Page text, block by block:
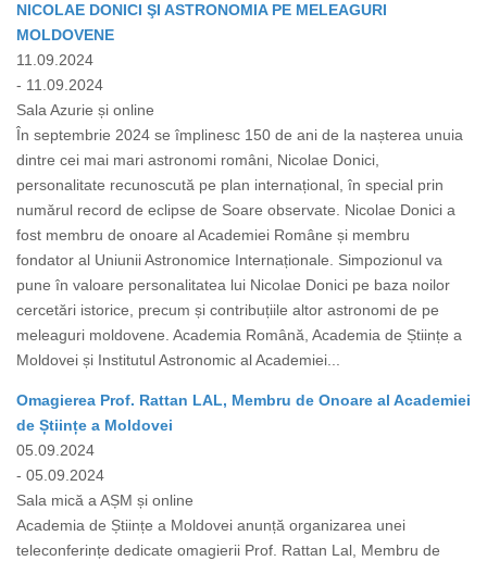
NICOLAE DONICI ŞI ASTRONOMIA PE MELEAGURI
MOLDOVENE
11.09.2024
- 11.09.2024
Sala Azurie și online
În septembrie 2024 se împlinesc 150 de ani de la nașterea unuia
dintre cei mai mari astronomi români, Nicolae Donici,
personalitate recunoscută pe plan internațional, în special prin
numărul record de eclipse de Soare observate. Nicolae Donici a
fost membru de onoare al Academiei Române și membru
fondator al Uniunii Astronomice Internaționale. Simpozionul va
pune în valoare personalitatea lui Nicolae Donici pe baza noilor
cercetări istorice, precum și contribuțiile altor astronomi de pe
meleaguri moldovene. Academia Română, Academia de Științe a
Moldovei și Institutul Astronomic al Academiei...
Omagierea Prof. Rattan LAL, Membru de Onoare al Academiei
de Științe a Moldovei
05.09.2024
- 05.09.2024
Sala mică a AȘM și online
Academia de Științe a Moldovei anunță organizarea unei
teleconferințe dedicate omagierii Prof. Rattan Lal, Membru de